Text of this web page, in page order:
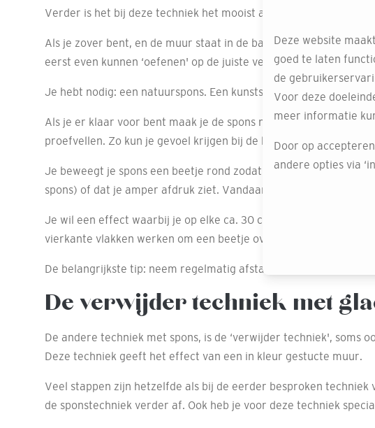
Verder is het bij deze techniek het mooist als je in dezelfde
Als je zover bent, en de muur staat in de basiskleur, vergeet
eerst even kunnen ‘oefenen' op de juiste verhouding.
Je hebt nodig: een natuurspons. Een kunststof synthetische
Als je er klaar voor bent maak je de spons nat en knijp je hem
proefvellen. Zo kun je gevoel krijgen bij de hoeveelheid water
Je beweegt je spons een beetje rond zodat je een mooie
spons) of dat je amper afdruk ziet. Vandaar dat even oefenen op
Je wil een effect waarbij je op elke ca. 30 cm een mooie volle
vierkante vlakken werken om een beetje overzicht te houden.
De belangrijkste tip: neem regelmatig afstand! Net als een
De verwijder techniek met
De andere techniek met spons, is de ‘verwijder techniek', soms
Deze techniek geeft het effect van een in kleur gestucte muur.
Veel stappen zijn hetzelfde als bij de eerder besproken
de sponstechniek verder af. Ook heb je voor deze techniek
Deze website
goed te laten
de
Voor deze
meer informatie
Door op
andere opties via